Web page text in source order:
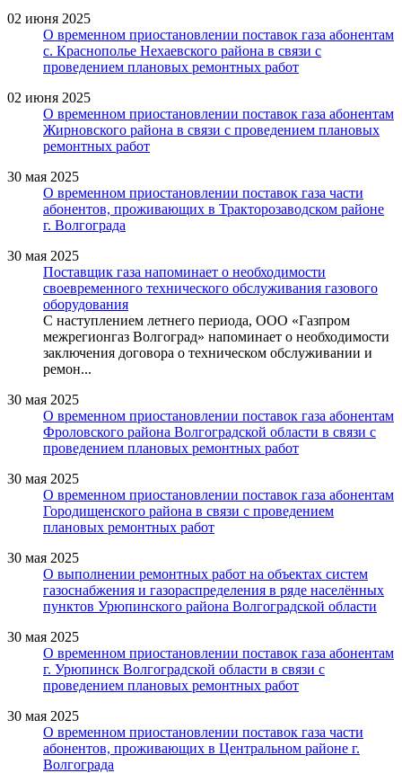
02 июня 2025
О временном приостановлении поставок газа абонентам
с. Краснополье Нехаевского района в связи с
проведением плановых ремонтных работ
02 июня 2025
О временном приостановлении поставок газа абонентам
Жирновского района в связи с проведением плановых
ремонтных работ
30 мая 2025
О временном приостановлении поставок газа части
абонентов, проживающих в Тракторозаводском районе
г. Волгограда
30 мая 2025
Поставщик газа напоминает о необходимости
своевременного технического обслуживания газового
оборудования
С наступлением летнего периода, ООО «Газпром
межрегионгаз Волгоград» напоминает о необходимости
заключения договора о техническом обслуживании и
ремон...
30 мая 2025
О временном приостановлении поставок газа абонентам
Фроловского района Волгоградской области в связи с
проведением плановых ремонтных работ
30 мая 2025
О временном приостановлении поставок газа абонентам
Городищенского района в связи с проведением
плановых ремонтных работ
30 мая 2025
О выполнении ремонтных работ на объектах систем
газоснабжения и газораспределения в ряде населённых
пунктов Урюпинского района Волгоградской области
30 мая 2025
О временном приостановлении поставок газа абонентам
г. Урюпинск Волгоградской области в связи с
проведением плановых ремонтных работ
30 мая 2025
О временном приостановлении поставок газа части
абонентов, проживающих в Центральном районе г.
Волгограда